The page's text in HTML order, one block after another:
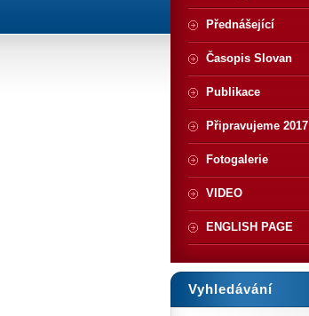
Přednášející
Časopis Slovan
Publikace
Připravujeme 2017
Fotogalerie
VIDEO
ENGLISH PAGE
Vyhledávání